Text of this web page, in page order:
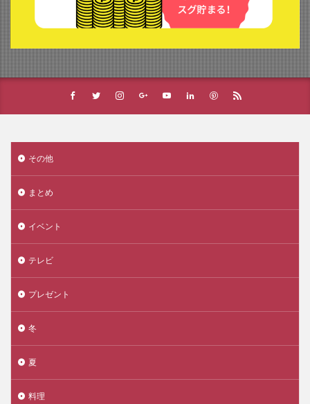
その他
まとめ
イベント
テレビ
プレゼント
冬
夏
料理